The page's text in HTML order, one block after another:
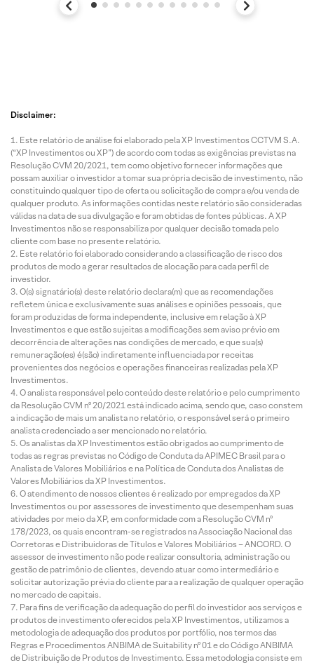
Disclaimer:
Este relatório de análise foi elaborado pela XP Investimentos CCTVM S.A.
(“XP Investimentos ou XP”) de acordo com todas as exigências previstas na
Resolução CVM 20/2021, tem como objetivo fornecer informações que
possam auxiliar o investidor a tomar sua própria decisão de investimento, não
constituindo qualquer tipo de oferta ou solicitação de compra e/ou venda de
qualquer produto. As informações contidas neste relatório são consideradas
válidas na data de sua divulgação e foram obtidas de fontes públicas. A XP
Investimentos não se responsabiliza por qualquer decisão tomada pelo
cliente com base no presente relatório.
Este relatório foi elaborado considerando a classificação de risco dos
produtos de modo a gerar resultados de alocação para cada perfil de
investidor.
O(s) signatário(s) deste relatório declara(m) que as recomendações
refletem única e exclusivamente suas análises e opiniões pessoais, que
foram produzidas de forma independente, inclusive em relação à XP
Investimentos e que estão sujeitas a modificações sem aviso prévio em
decorrência de alterações nas condições de mercado, e que sua(s)
remuneração(es) é(são) indiretamente influenciada por receitas
provenientes dos negócios e operações financeiras realizadas pela XP
Investimentos.
O analista responsável pelo conteúdo deste relatório e pelo cumprimento
da Resolução CVM nº 20/2021 está indicado acima, sendo que, caso constem
a indicação de mais um analista no relatório, o responsável será o primeiro
analista credenciado a ser mencionado no relatório.
Os analistas da XP Investimentos estão obrigados ao cumprimento de
todas as regras previstas no Código de Conduta da APIMEC Brasil para o
Analista de Valores Mobiliários e na Política de Conduta dos Analistas de
Valores Mobiliários da XP Investimentos.
O atendimento de nossos clientes é realizado por empregados da XP
Investimentos ou por assessores de investimento que desempenham suas
atividades por meio da XP, em conformidade com a Resolução CVM nº
178/2023, os quais encontram-se registrados na Associação Nacional das
Corretoras e Distribuidoras de Títulos e Valores Mobiliários – ANCORD. O
assessor de investimento não pode realizar consultoria, administração ou
gestão de patrimônio de clientes, devendo atuar como intermediário e
solicitar autorização prévia do cliente para a realização de qualquer operação
no mercado de capitais.
Para fins de verificação da adequação do perfil do investidor aos serviços e
produtos de investimento oferecidos pela XP Investimentos, utilizamos a
metodologia de adequação dos produtos por portfólio, nos termos das
Regras e Procedimentos ANBIMA de Suitability nº 01 e do Código ANBIMA
de Distribuição de Produtos de Investimento. Essa metodologia consiste em